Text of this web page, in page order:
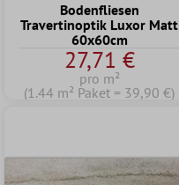
Bodenfliesen
Travertinoptik Luxor Matt
60x60cm
27,71 €
pro m²
(1.44 m² Paket = 39,90 €)